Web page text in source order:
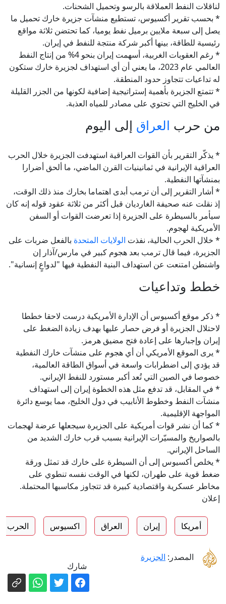
لناقلات النفط العملاقة بالرسو وتحميل الشحنات.
* بحسب تقرير أكسيوس، تستطيع منشآت جزيرة خارك تحميل ما
يصل إلى سبعة ملايين برميل نفط يوميا، كما تحتضن ثلاثة مواقع
رئيسية للطاقة، بينها أكبر شركة منتجة للنفط في إيران.
* رغم العقوبات الغربية، أسهمت إيران بنحو 4% من إنتاج النفط
العالمي عام 2023، ما يعني أن أي استهداف لجزيرة خارك ستكون
له تداعيات تتجاوز حدود المنطقة.
* تتمتع الجزيرة بأهمية إستراتيجية إضافية لكونها من الجزر القليلة
في الخليج التي تحتوي على مصادر للمياه العذبة.
من حرب العراق إلى اليوم
* يذكّر التقرير بأن القوات العراقية استهدفت الجزيرة خلال الحرب
العراقية الإيرانية في ثمانينيات القرن الماضي، ما ألحق أضرارا
بمنشآتها النفطية.
* أشار التقرير إلى أن ترمب أبدى اهتماما بخارك منذ ذلك الوقت،
إذ نقلت عنه صحيفة الغارديان قبل أكثر من ثلاثة عقود قوله إنه كان
سيأمر بالسيطرة على الجزيرة إذا تعرضت القوات أو السفن
الأمريكية لهجوم.
* خلال الحرب الحالية، نفذت الولايات المتحدة بالفعل ضربات على
الجزيرة، فيما قال ترمب بعد هجوم كبير في مارس/آذار إن
واشنطن امتنعت عن استهداف البنية النفطية فيها "لدواعٍ إنسانية".
خطط وتداعيات
* ذكر موقع أكسيوس أن الإدارة الأمريكية درست لاحقا خططا
لاحتلال الجزيرة أو فرض حصار عليها بهدف زيادة الضغط على
إيران وإجبارها على إعادة فتح مضيق هرمز.
* يرى الموقع الأمريكي أن أي هجوم على منشآت خارك النفطية
قد يؤدي إلى اضطرابات واسعة في أسواق الطاقة العالمية،
خصوصا في الصين التي تُعد أكبر مستورد للنفط الإيراني.
* في المقابل، قد تدفع مثل هذه الخطوة إيران إلى استهداف
منشآت النفط وخطوط الأنابيب في دول الخليج، مما يوسع دائرة
المواجهة الإقليمية.
* كما أن نشر قوات أمريكية على الجزيرة سيجعلها عرضة لهجمات
بالصواريخ والمسيّرات الإيرانية بسبب قرب خارك الشديد من
الساحل الإيراني.
* يخلص أكسيوس إلى أن السيطرة على خارك قد تمثل ورقة
ضغط قوية على طهران، لكنها في الوقت نفسه تنطوي على
مخاطر عسكرية واقتصادية كبيرة قد تتجاوز مكاسبها المحتملة.
إعلان
أمريكا إيران العراق اكسيوس الحرب
المصدر: الجزيرة
شارك